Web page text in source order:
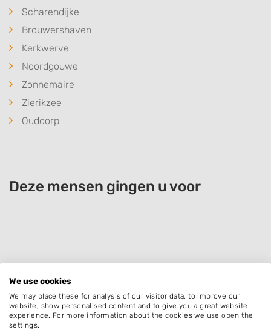
Scharendijke
Brouwershaven
Kerkwerve
Noordgouwe
Zonnemaire
Zierikzee
Ouddorp
Deze mensen gingen u voor
We use cookies
We may place these for analysis of our visitor data, to improve our
website, show personalised content and to give you a great website
experience. For more information about the cookies we use open the
settings.